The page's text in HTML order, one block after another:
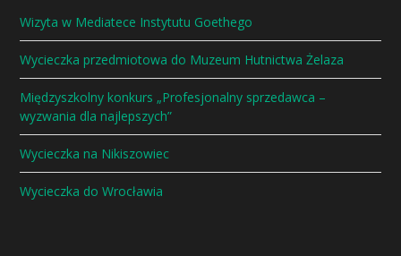
Wizyta w Mediatece Instytutu Goethego
Wycieczka przedmiotowa do Muzeum Hutnictwa Żelaza
Międzyszkolny konkurs „Profesjonalny sprzedawca –
wyzwania dla najlepszych”
Wycieczka na Nikiszowiec
Wycieczka do Wrocławia